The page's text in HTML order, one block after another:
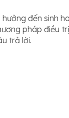
đến sinh
pháp điều
trả lời.